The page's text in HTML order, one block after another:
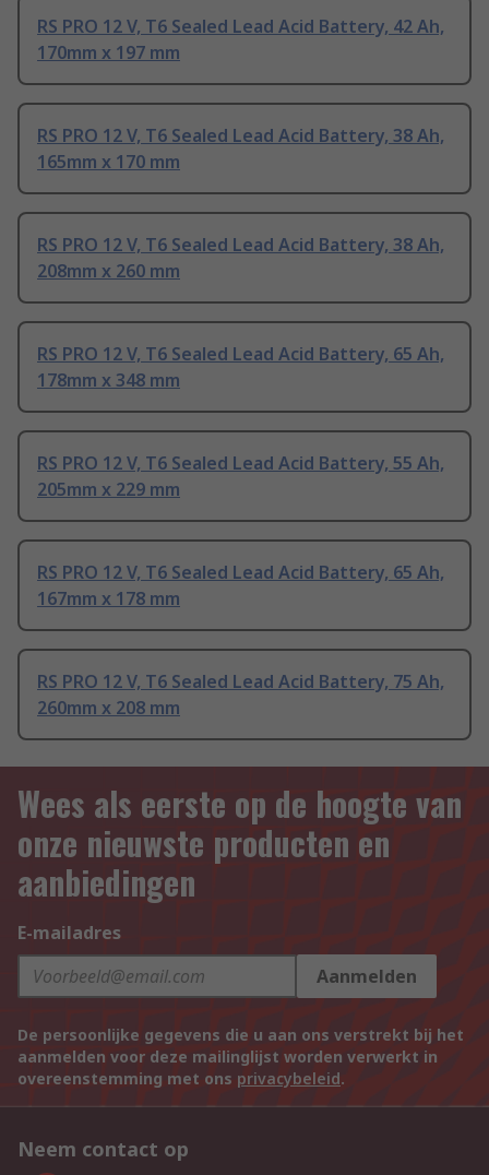
RS PRO 12 V, T6 Sealed Lead Acid Battery, 42 Ah,
170mm x 197 mm
RS PRO 12 V, T6 Sealed Lead Acid Battery, 38 Ah,
165mm x 170 mm
RS PRO 12 V, T6 Sealed Lead Acid Battery, 38 Ah,
208mm x 260 mm
RS PRO 12 V, T6 Sealed Lead Acid Battery, 65 Ah,
178mm x 348 mm
RS PRO 12 V, T6 Sealed Lead Acid Battery, 55 Ah,
205mm x 229 mm
RS PRO 12 V, T6 Sealed Lead Acid Battery, 65 Ah,
167mm x 178 mm
RS PRO 12 V, T6 Sealed Lead Acid Battery, 75 Ah,
260mm x 208 mm
Wees als eerste op de hoogte van
onze nieuwste producten en
aanbiedingen
E-mailadres
Aanmelden
De persoonlijke gegevens die u aan ons verstrekt bij het
aanmelden voor deze mailinglijst worden verwerkt in
overeenstemming met ons privacybeleid.
Neem contact op